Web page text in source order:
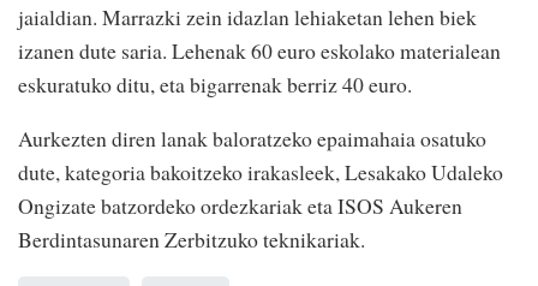
jaialdian. Marrazki zein idazlan lehiaketan lehen biek
izanen dute saria. Lehenak 60 euro eskolako materialean
eskuratuko ditu, eta bigarrenak berriz 40 euro.
Aurkezten diren lanak baloratzeko epaimahaia osatuko
dute, kategoria bakoitzeko irakasleek, Lesakako Udaleko
Ongizate batzordeko ordezkariak eta ISOS Aukeren
Berdintasunaren Zerbitzuko teknikariak.